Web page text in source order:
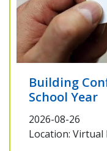
Building
School Year
2026-08-26
Location: Virtual